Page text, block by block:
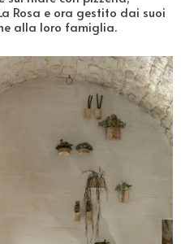
Rosa e ora gestito dai suoi
alla loro famiglia.